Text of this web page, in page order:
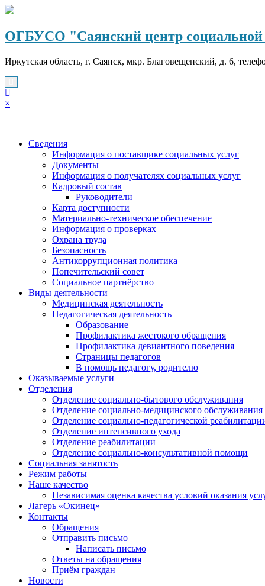
Перейти
содержимому
ОГБУСО "Саянский центр социальной
Иркутская область, г. Саянск, мкр. Благовещенский, д. 6,
×
Сведения
Информация о поставщике социальных услуг
Документы
Информация о получателях социальных услуг
Кадровый состав
Руководители
Карта доступности
Материально-техническое обеспечение
Информация о проверках
Охрана труда
Безопасность
Антикоррупционная политика
Попечительский совет
Социальное партнёрство
Виды деятельности
Медицинская деятельность
Педагогическая деятельность
Образование
Профилактика жестокого обращения
Профилактика девиантного поведения
Страницы педагогов
В помощь педагогу, родителю
Оказываемые услуги
Отделения
Отделение социально-бытового обслуживания
Отделение социально-медицинского обслуживания
Отделение социально-педагогической
Отделение интенсивного ухода
Отделение реабилитации
Отделение социально-консультативной помощи
Социальная занятость
Режим работы
Наше качество
Независимая оценка качества условий оказания
Лагерь «Окинец»
Контакты
Обращения
Отправить письмо
Написать письмо
Ответы на обращения
Приём граждан
Новости